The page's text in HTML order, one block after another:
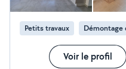
distances Artisan / Clients Je rajoute quelques photos
Petits travaux Démontage
Voir le profil